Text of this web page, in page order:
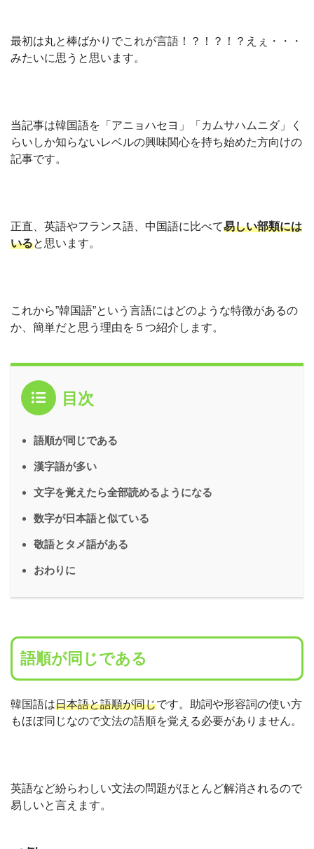
最初は丸と棒ばかりでこれが言語！？！？！？えぇ・・・
みたいに思うと思います。
当記事は韓国語を「アニョハセヨ」「カムサハムニダ」く
らいしか知らないレベルの興味関心を持ち始めた方向けの
記事です。
正直、英語やフランス語、中国語に比べて易しい部類には
いると思います。
これから”韓国語”という言語にはどのような特徴があるの
か、簡単だと思う理由を５つ紹介します。
目次
語順が同じである
漢字語が多い
文字を覚えたら全部読めるようになる
数字が日本語と似ている
敬語とタメ語がある
おわりに
語順が同じである
韓国語は日本語と語順が同じです。助詞や形容詞の使い方
もほぼ同じなので文法の語順を覚える必要がありません。
英語など紛らわしい文法の問題がほとんど解消されるので
易しいと言えます。